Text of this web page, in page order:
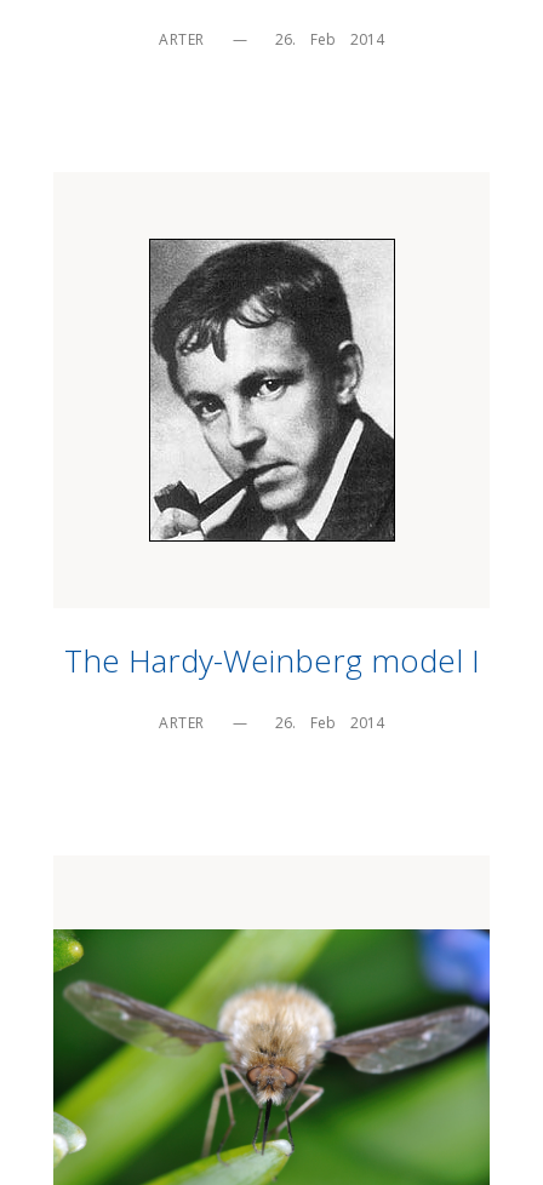
ARTER — 26.    Feb    2014
The Hardy-Weinberg model I
ARTER — 26.    Feb    2014